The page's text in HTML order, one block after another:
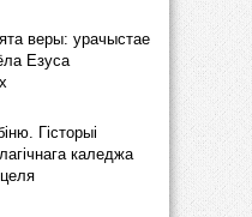
веры: урачыстае
Езуса
Гісторыі
каледжа